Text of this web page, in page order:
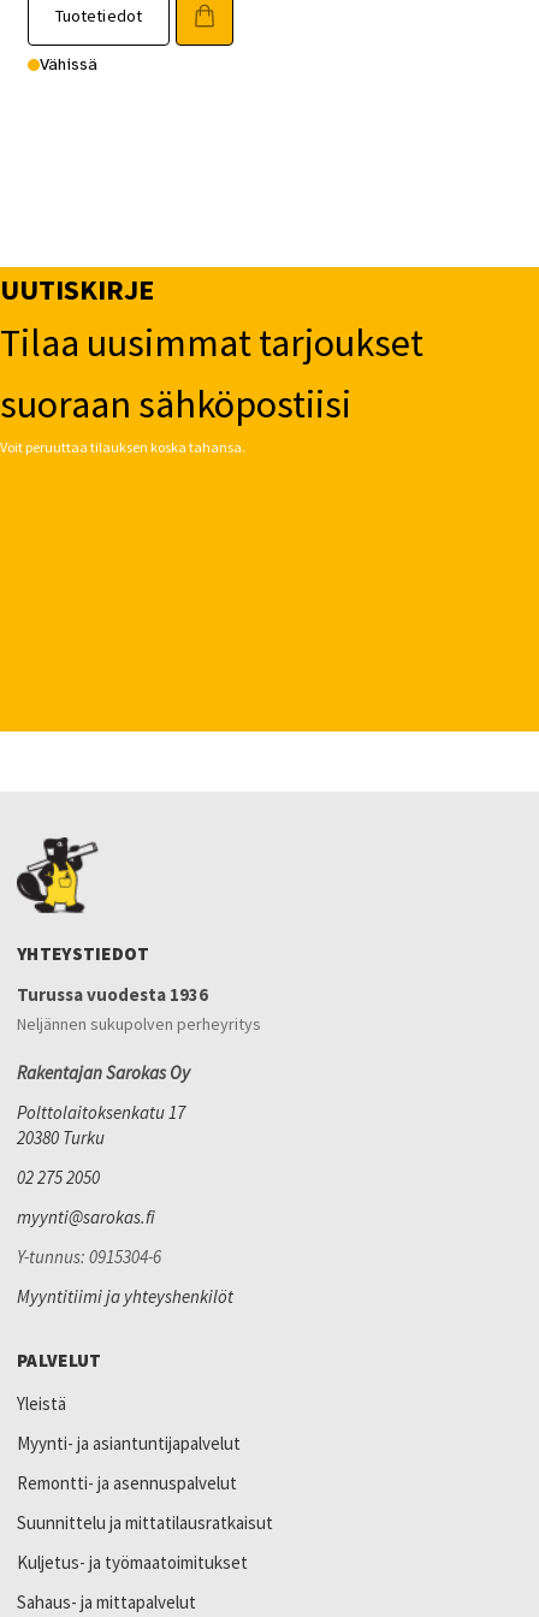
Tuotetiedot
Vähissä
UUTISKIRJE
Tilaa uusimmat tarjoukset
suoraan sähköpostiisi
Voit peruuttaa tilauksen koska tahansa.
YHTEYSTIEDOT
Turussa vuodesta 1936
Neljännen sukupolven perheyritys
Rakentajan Sarokas Oy
Polttolaitoksenkatu 17
20380 Turku
02 275 2050
myynti@sarokas.fi
Y-tunnus: 0915304-6
Myyntitiimi ja yhteyshenkilöt
PALVELUT
Yleistä
Myynti- ja asiantuntijapalvelut
Remontti- ja asennuspalvelut
Suunnittelu ja mittatilausratkaisut
Kuljetus- ja työmaatoimitukset
Sahaus- ja mittapalvelut